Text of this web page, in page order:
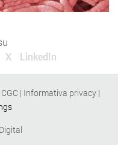
X LinkedIn
CGC | Informativa privacy |